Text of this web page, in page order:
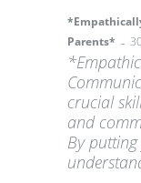
Parents* -
crucial
and
By